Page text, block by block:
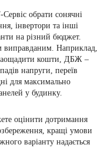
обрати сонячні
інвертори та інші
на різний бюджет.
виправданим. Наприклад,
кошти, ДБЖ –
напруги, переїв
для максимально
у будинку.
оцінити дотримання
кращі умови
варіанту надається